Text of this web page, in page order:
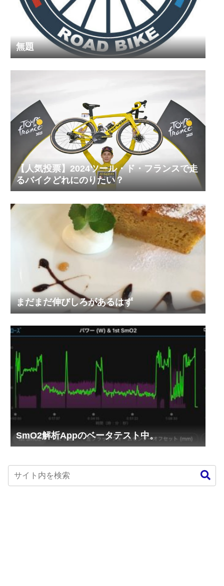
無題
【人気投票】2024ツール・ド・フランスで走
るバイクどれにのりたい？
まだまだ伸びしろがあるはず
SmO2解析Appのベータテスト中。